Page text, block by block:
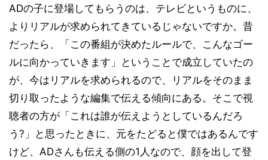
ADの子に登場してもらうのは、テレビというものに、
よりリアルが求められてきているじゃないですか。昔
だったら、「この番組が決めたルールで、こんなゴー
ルに向かっていきます」ということで成立していたの
が、今はリアルを求められるので、リアルをそのまま
切り取ったような編集で伝える傾向にある。そこで視
聴者の方が「これは誰が伝えようとしているんだろ
う?」と思ったときに、元をたどると僕ではあるんです
けど、ADさんも伝える側の1人なので、顔を出して登